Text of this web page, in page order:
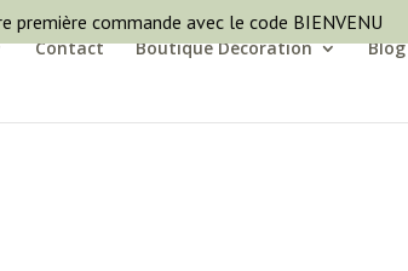
Contact Boutique Décoration Blog
première commande avec le code BIENVENU